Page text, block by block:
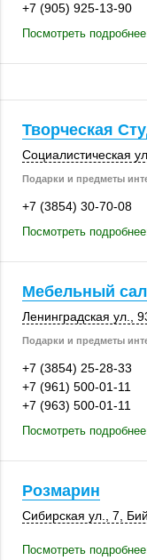
+7 (905) 925-13-90
Посмотреть
Творческая
Социалистическая
Подарки и предметы
+7 (3854) 30-70-08
Посмотреть
Мебельный
Ленинградская ул.,
Подарки и предметы
+7 (3854) 25-28-33
+7 (961) 500-01-11
+7 (963) 500-01-11
Посмотреть
Розмарин
Сибирская ул., 7
Посмотреть